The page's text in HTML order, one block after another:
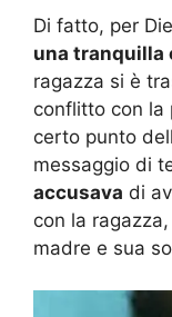
Di fatto, per
una tranquilla
ragazza si è
conflitto con la
certo punto
messaggio di
accusava di
con la
madre e sua